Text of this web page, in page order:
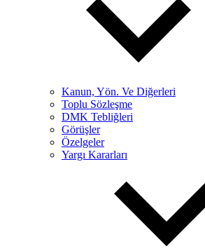
Kanun, Yön. Ve Diğerleri
Toplu Sözleşme
DMK Tebliğleri
Görüşler
Özelgeler
Yargı Kararları